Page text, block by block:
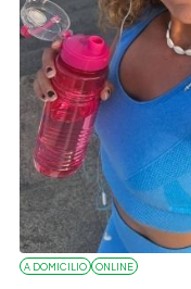
A DOMICILIO ONLINE